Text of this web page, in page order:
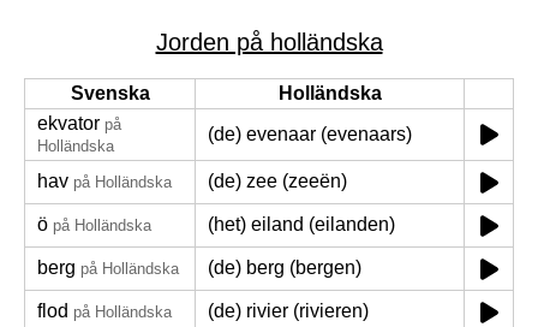
Jorden på holländska
Svenska
Holländska
ekvator på
Holländska
(de) evenaar (evenaars)
hav på Holländska (de) zee (zeeën)
ö på Holländska (het) eiland (eilanden)
berg på Holländska (de) berg (bergen)
flod på Holländska (de) rivier (rivieren)